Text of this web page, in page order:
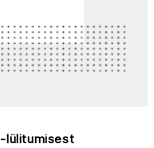
lülitumisest